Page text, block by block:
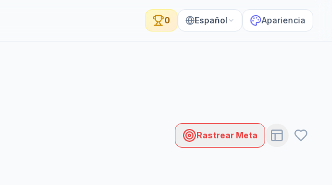
0 Español Apariencia
Rastrear Meta